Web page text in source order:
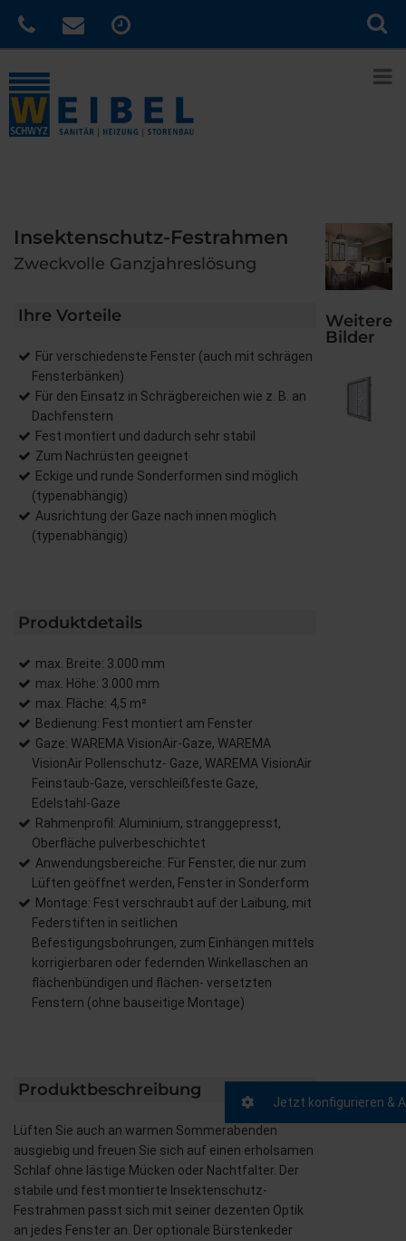
Insektenschutz-Festrahmen
Zweckvolle Ganzjahreslösung
Ihre Vorteile
Für verschiedenste Fenster (auch mit schrägen
Fensterbänken)
Für den Einsatz in Schrägbereichen wie z. B. an
Dachfenstern
Fest montiert und dadurch sehr stabil
Zum Nachrüsten geeignet
Eckige und runde Sonderformen sind möglich
(typenabhängig)
Ausrichtung der Gaze nach innen möglich
(typenabhängig)
Produktdetails
max. Breite: 3.000 mm
max. Höhe: 3.000 mm
max. Fläche: 4,5 m²
Bedienung: Fest montiert am Fenster
Gaze: WAREMA VisionAir-Gaze, WAREMA
VisionAir Pollenschutz- Gaze, WAREMA VisionAir
Feinstaub-Gaze, verschleißfeste Gaze,
Edelstahl-Gaze
Rahmenprofil: Aluminium, stranggepresst,
Oberfläche pulverbeschichtet
Anwendungsbereiche: Für Fenster, die nur zum
Lüften geöffnet werden, Fenster in Sonderform
Montage: Fest verschraubt auf der Laibung, mit
Federstiften in seitlichen
Befestigungsbohrungen, zum Einhängen mittels
korrigierbaren oder federnden Winkellaschen an
flächenbündigen und flächen- versetzten
Fenstern (ohne bauseitige Montage)
Produktbeschreibung
Lüften Sie auch an warmen Sommerabenden
ausgiebig und freuen Sie sich auf einen erholsamen
Schlaf ohne lästige Mücken oder Nachtfalter. Der
stabile und fest montierte Insektenschutz-
Festrahmen passt sich mit seiner dezenten Optik
an jedes Fenster an. Der optionale Bürstenkeder
Weitere
Bilder
Jetzt konfigurieren &